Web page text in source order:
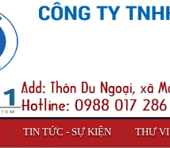
TIN TỨC - SỰ KIỆN THƯ